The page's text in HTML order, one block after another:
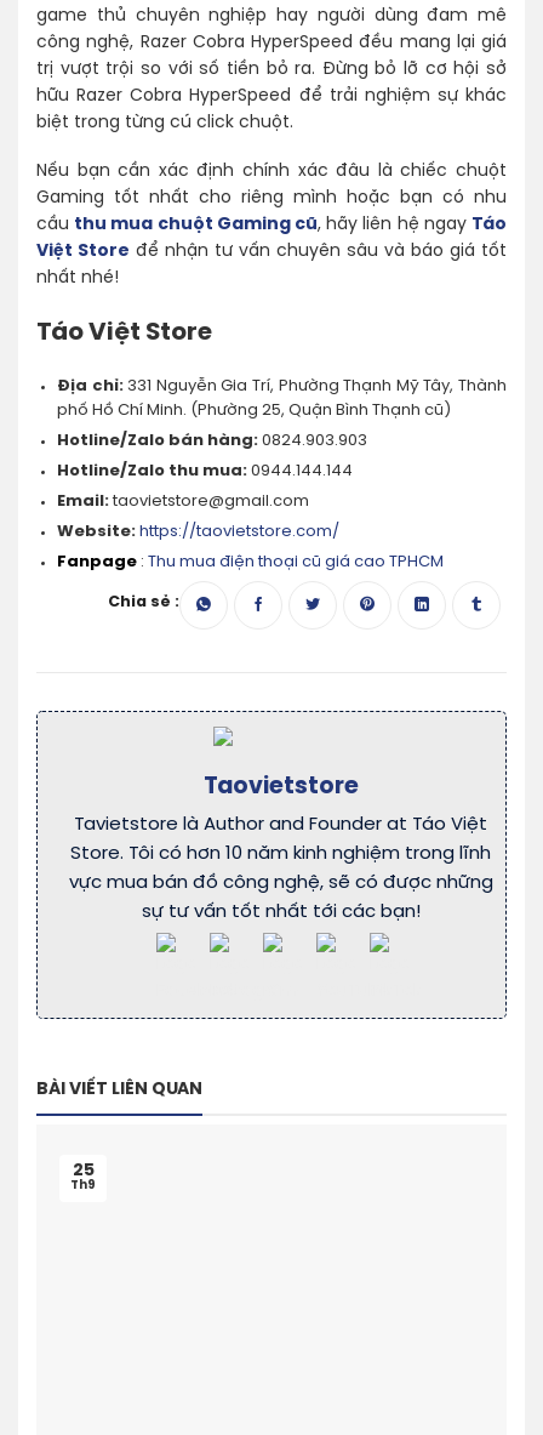
game thủ chuyên nghiệp hay người dùng đam mê
công nghệ, Razer Cobra HyperSpeed đều mang lại giá
trị vượt trội so với số tiền bỏ ra. Đừng bỏ lỡ cơ hội sở
hữu Razer Cobra HyperSpeed để trải nghiệm sự khác
biệt trong từng cú click chuột.
Nếu bạn cần xác định chính xác đâu là chiếc chuột
Gaming tốt nhất cho riêng mình hoặc bạn có nhu
cầu thu mua chuột Gaming cũ, hãy liên hệ ngay Táo
Việt Store để nhận tư vấn chuyên sâu và báo giá tốt
nhất nhé!
Táo Việt Store
Địa chỉ:331 Nguyễn Gia Trí, Phường Thạnh Mỹ Tây, Thành
phố Hồ Chí Minh. (Phường 25, Quận Bình Thạnh cũ)
Hotline/Zalo bán hàng:0824.903.903
Hotline/Zalo thu mua:0944.144.144
Email:taovietstore@gmail.com
Website: https://taovietstore.com/
Fanpage : Thu mua điện thoại cũ giá cao TPHCM
Chia sẻ :
Taovietstore
Tavietstore là Author and Founder at Táo Việt
Store. Tôi có hơn 10 năm kinh nghiệm trong lĩnh
vực mua bán đồ công nghệ, sẽ có được những
sự tư vấn tốt nhất tới các bạn!
BÀI VIẾT LIÊN QUAN
25
Th9